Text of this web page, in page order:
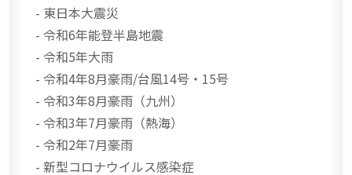
- 東日本大震災
- 令和6年能登半島地震
- 令和5年大雨
- 令和4年8月豪雨/台風14号・15号
- 令和3年8月豪雨（九州）
- 令和3年7月豪雨（熱海）
- 令和2年7月豪雨
- 新型コロナウイルス感染症